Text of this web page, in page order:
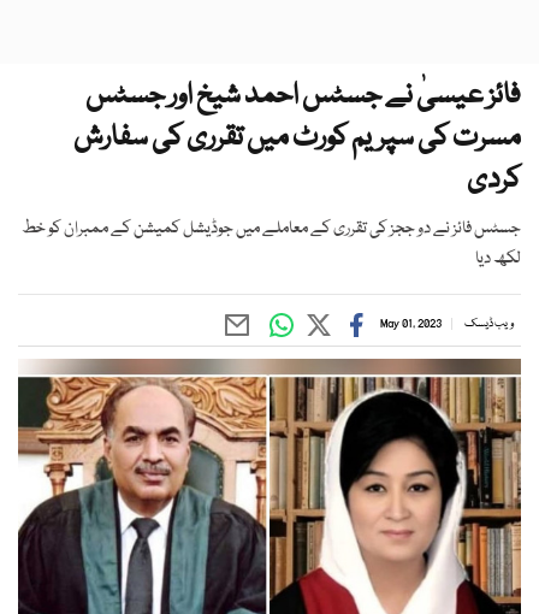
فائز عیسیٰ نے جسٹس احمد شیخ اور جسٹس
مسرت کی سپریم کورٹ میں تقرری کی سفارش
کردی
جسٹس فائز نے دو ججز کی تقرری کے معاملے میں جوڈیشل کمیشن کے ممبران کو خط
لکھ دیا
ویب ڈیسک May 01, 2023